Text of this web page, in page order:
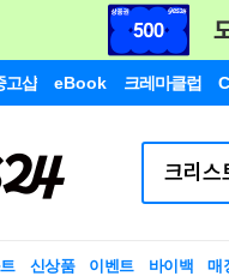
고샵 eBook 크레마클럽
신상품 이벤트 바이백 매